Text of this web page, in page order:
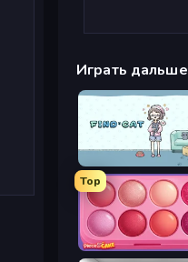
Играть дальше
Top